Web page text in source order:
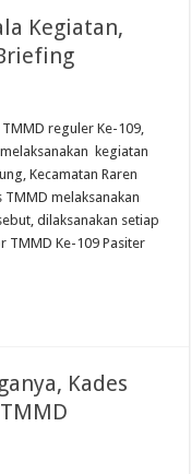
Kegiatan,
reguler Ke-109,
kegiatan
Kecamatan Raren
melaksanakan
dilaksanakan setiap
Ke-109 Pasiter
Kades